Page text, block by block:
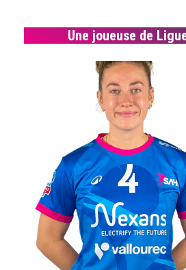
Une joueuse de